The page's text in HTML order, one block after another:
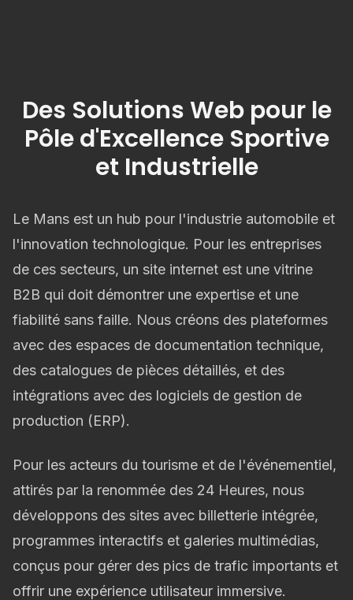
Des Solutions Web pour le
Pôle d'Excellence Sportive
et Industrielle
Le Mans est un hub pour l'industrie automobile et
l'innovation technologique. Pour les entreprises
de ces secteurs, un site internet est une vitrine
B2B qui doit démontrer une expertise et une
fiabilité sans faille. Nous créons des plateformes
avec des espaces de documentation technique,
des catalogues de pièces détaillés, et des
intégrations avec des logiciels de gestion de
production (ERP).
Pour les acteurs du tourisme et de l'événementiel,
attirés par la renommée des 24 Heures, nous
développons des sites avec billetterie intégrée,
programmes interactifs et galeries multimédias,
conçus pour gérer des pics de trafic importants et
offrir une expérience utilisateur immersive.